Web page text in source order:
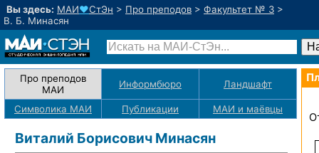
Вы здесь: МАИ♥СтЭн > Про преподов > Факультет № 3 >
В. Б. Минасян
Про преподов
МАИ
Информбюро Ландшафт
Символика МАИ Публикации МАИ и маёвцы
Виталий Борисович Минасян